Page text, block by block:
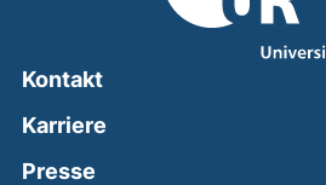
Kontakt
Karriere
Presse